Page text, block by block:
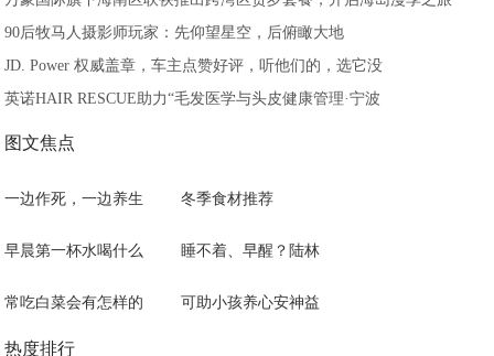
90后牧马人摄影师玩家：先仰望星空，后俯瞰大地
JD. Power 权威盖章，车主点赞好评，听他们的，选它没
英诺HAIR RESCUE助力“毛发医学与头皮健康管理·宁波
图文焦点
一边作死，一边养生 冬季食材推荐
早晨第一杯水喝什么 睡不着、早醒？陆林
常吃白菜会有怎样的 可助小孩养心安神益
热度排行